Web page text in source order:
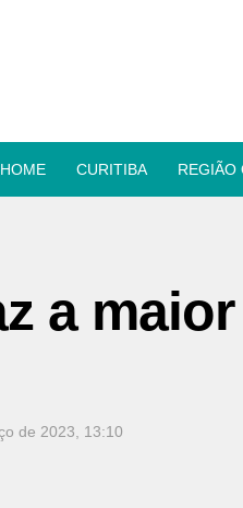
HOME CURITIBA REGIÃO
a
de 2023, 13:10